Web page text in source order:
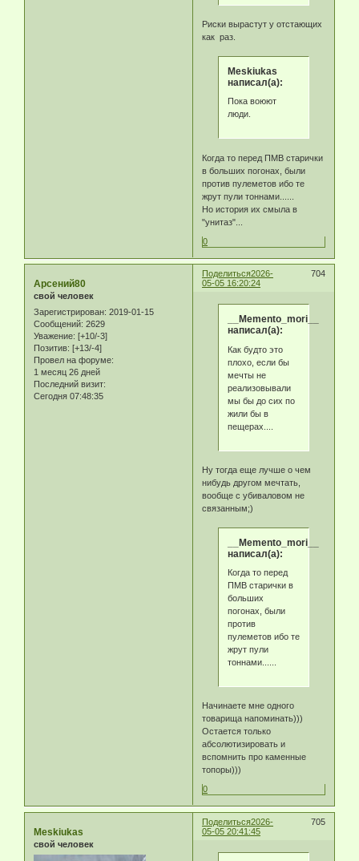
Риски вырастут у отстающих
как раз.
Meskiukas
написал(а):
Пока воюют
люди.
Когда то перед ПМВ старички
в больших погонах, были
против пулеметов ибо те
жрут пули тоннами......
Но история их смыла в
"унитаз"...
0
Поделиться 704
2026-
05-05 16:20:24
Арсений80
свой человек
Зарегистрирован: 2019-01-15
Сообщений: 2629
Уважение: [+10/-3]
Позитив: [+13/-4]
Провел на форуме:
1 месяц 26 дней
Последний визит:
Сегодня 07:48:35
__Memento_mori__
написал(а):
Как будто это
плохо, если бы
мечты не
реализовывали
мы бы до сих по
жили бы в
пещерах....
Ну тогда еще лучше о чем
нибудь другом мечтать,
вообще с убиваловом не
связанным;)
__Memento_mori__
написал(а):
Когда то перед
ПМВ старички в
больших
погонах, были
против
пулеметов ибо те
жрут пули
тоннами......
Начинаете мне одного
товарища напоминать)))
Остается только
абсолютизировать и
вспомнить про каменные
топоры)))
0
Поделиться 705
2026-
05-05 20:41:45
Meskiukas
свой человек